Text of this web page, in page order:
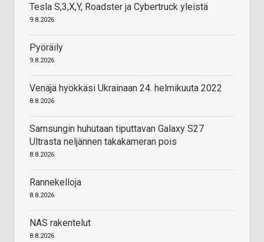
Tesla S,3,X,Y, Roadster ja Cybertruck yleistä
9.8.2026
Pyöräily
9.8.2026
Venäjä hyökkäsi Ukrainaan 24. helmikuuta 2022
8.8.2026
Samsungin huhutaan tiputtavan Galaxy S27
Ultrasta neljännen takakameran pois
8.8.2026
Rannekelloja
8.8.2026
NAS rakentelut
8.8.2026